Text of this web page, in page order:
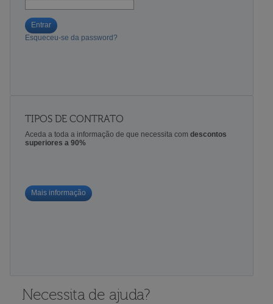
Entrar
Esqueceu-se da password?
TIPOS DE CONTRATO
Aceda a toda a informação de que necessita com descontos
superiores a 90%
Mais informação
Necessita de ajuda?